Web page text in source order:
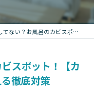
お風呂のカビスポット！【カビバスターズ岐阜】が教える徹底対策
スポット！【カ
徹底対策